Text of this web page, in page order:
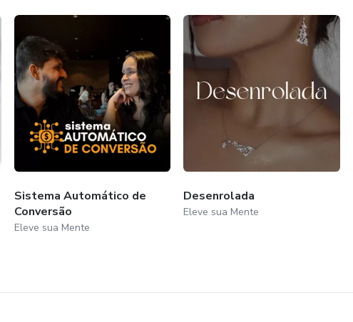
Sistema Automático de
Conversão
Eleve sua Mente
Desenrolada
Eleve sua Mente